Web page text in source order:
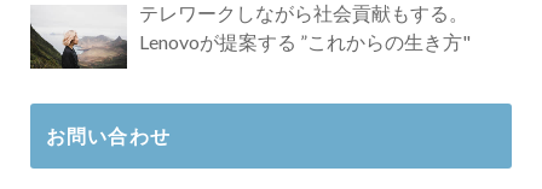
テレワークしながら社会貢献もする。
Lenovoが提案する ”これからの生き方"
お問い合わせ